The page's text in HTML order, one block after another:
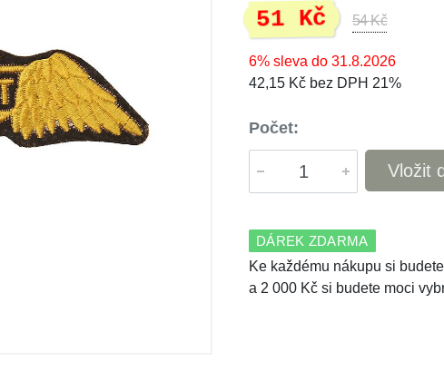
51 Kč 54 Kč
6% sleva do 31.8.2026
42,15 Kč bez DPH 21%
Počet:
Vložit
DÁREK ZDARMA
Ke každému nákupu si
a 2 000 Kč si budete moci